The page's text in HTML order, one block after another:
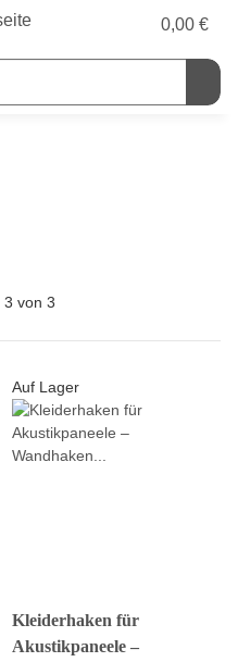
0,00 €
3 von 3
Auf Lager
Kleiderhaken für
Akustikpaneele –